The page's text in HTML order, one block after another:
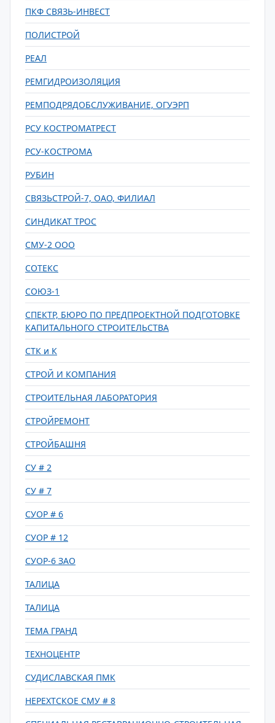
ПКФ СВЯЗЬ-ИНВЕСТ
ПОЛИСТРОЙ
РЕАЛ
РЕМГИДРОИЗОЛЯЦИЯ
РЕМПОДРЯДОБСЛУЖИВАНИЕ, ОГУЭРП
РСУ КОСТРОМАТРЕСТ
РСУ-КОСТРОМА
РУБИН
СВЯЗЬСТРОЙ-7, ОАО, ФИЛИАЛ
СИНДИКАТ ТРОС
СМУ-2 ООО
СОТЕКС
СОЮЗ-1
СПЕКТР, БЮРО ПО ПРЕДПРОЕКТНОЙ ПОДГОТОВКЕ
КАПИТАЛЬНОГО СТРОИТЕЛЬСТВА
СТК и К
СТРОЙ И КОМПАНИЯ
СТРОИТЕЛЬНАЯ ЛАБОРАТОРИЯ
СТРОЙРЕМОНТ
СТРОЙБАШНЯ
СУ # 2
СУ # 7
СУОР # 6
СУОР # 12
СУОР-6 ЗАО
ТАЛИЦА
ТАЛИЦА
ТЕМА ГРАНД
ТЕХНОЦЕНТР
СУДИСЛАВСКАЯ ПМК
НЕРЕХТСКОЕ СМУ # 8